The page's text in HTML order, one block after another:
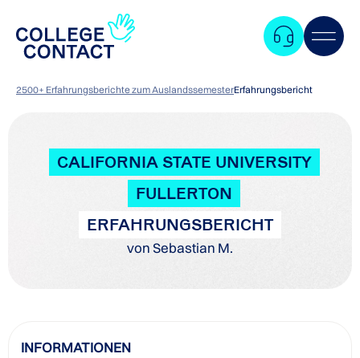
2500+ Erfahrungsberichte zum AuslandssemesterErfahrungsbericht
CALIFORNIA STATE UNIVERSITY
FULLERTON
ERFAHRUNGSBERICHT
von Sebastian M.
INFORMATIONEN